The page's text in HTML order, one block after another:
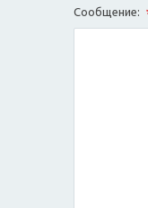
Сообщение: